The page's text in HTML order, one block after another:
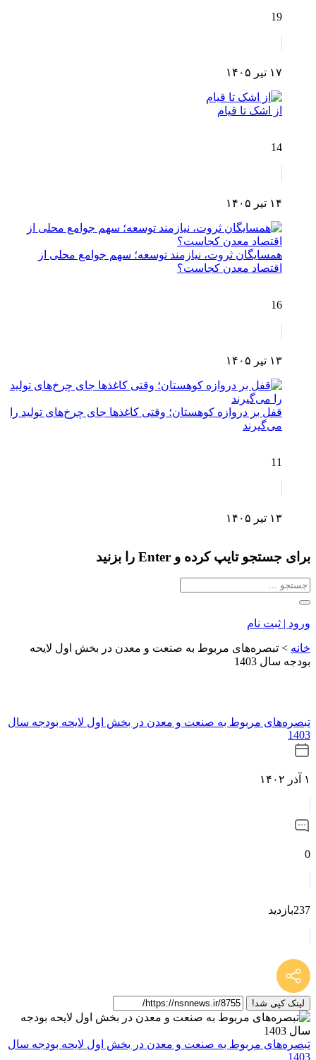
19
۱۷ تیر ۱۴۰۵
از اشک تا قیام
14
۱۴ تیر ۱۴۰۵
همسایگان ثروت، نیازمند توسعه؛ سهم جوامع محلی از
اقتصاد معدن کجاست؟
16
۱۳ تیر ۱۴۰۵
قفل بر دروازه کوهستان؛ وقتی کاغذها جای چرخ‌های تولید را
می‌گیرند
11
۱۳ تیر ۱۴۰۵
برای جستجو تایپ کرده و Enter را بزنید
ورود | ثبت نام
خانه > تبصره‌های مربوط به صنعت و معدن در بخش اول لایحه
بودجه سال 1403
تبصره‌های مربوط به صنعت و معدن در بخش اول لایحه بودجه سال
1403
۱ آذر ۱۴۰۲
0
237بازدید
لینک کپی شد!
تبصره‌های مربوط به صنعت و معدن در بخش اول لایحه بودجه سال
1403